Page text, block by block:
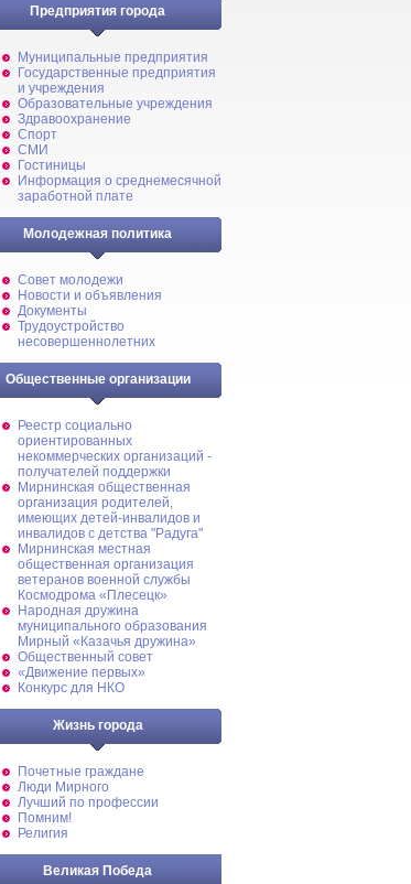
Предприятия города
Муниципальные предприятия
Государственные предприятия
и учреждения
Образовательные учреждения
Здравоохранение
Спорт
СМИ
Гостиницы
Информация о среднемесячной
заработной плате
Молодежная политика
Совет молодежи
Новости и объявления
Документы
Трудоустройство
несовершеннолетних
Общественные организации
Реестр социально
ориентированных
некоммерческих организаций -
получателей поддержки
Мирнинская общественная
организация родителей,
имеющих детей-инвалидов и
инвалидов с детства "Радуга"
Мирнинская местная
общественная организация
ветеранов военной службы
Космодрома «Плесецк»
Народная дружина
муниципального образования
Мирный «Казачья дружина»
Общественный совет
«Движение первых»
Конкурс для НКО
Жизнь города
Почетные граждане
Люди Мирного
Лучший по профессии
Помним!
Религия
Великая Победа